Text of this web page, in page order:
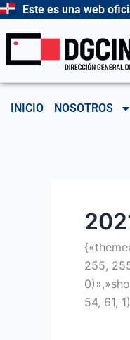
Ir
contenido
Este es una web
INICIO NOSOTROS
255,
54, 61,
Buscar